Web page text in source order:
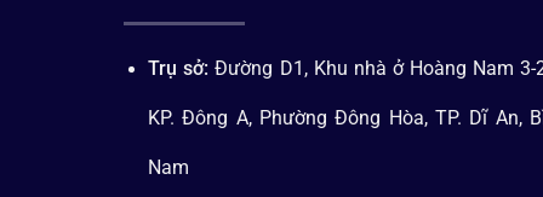
Trụ sở: Đường D1, Khu nhà ở Hoàng Nam 3-
KP. Đông A, Phường Đông Hòa, TP. Dĩ An,
Nam